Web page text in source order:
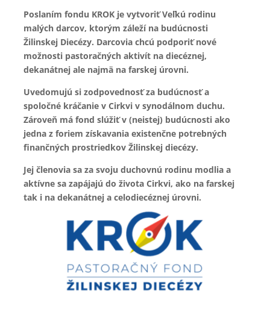
Poslaním fondu KROK je vytvoriť Veľkú rodinu
malých darcov, ktorým záleží na budúcnosti
Žilinskej Diecézy. Darcovia chcú podporiť nové
možnosti pastoračných aktivít na diecéznej,
dekanátnej ale najmä na farskej úrovni.
Uvedomujú si zodpovednosť za budúcnosť a
spoločné kráčanie v Cirkvi v synodálnom duchu.
Zároveň má fond slúžiť v (neistej) budúcnosti ako
jedna z foriem získavania existenčne potrebných
finančných prostriedkov Žilinskej diecézy.
Jej členovia sa za svoju duchovnú rodinu modlia a
aktívne sa zapájajú do života Cirkvi, ako na farskej
tak i na dekanátnej a celodiecéznej úrovni.